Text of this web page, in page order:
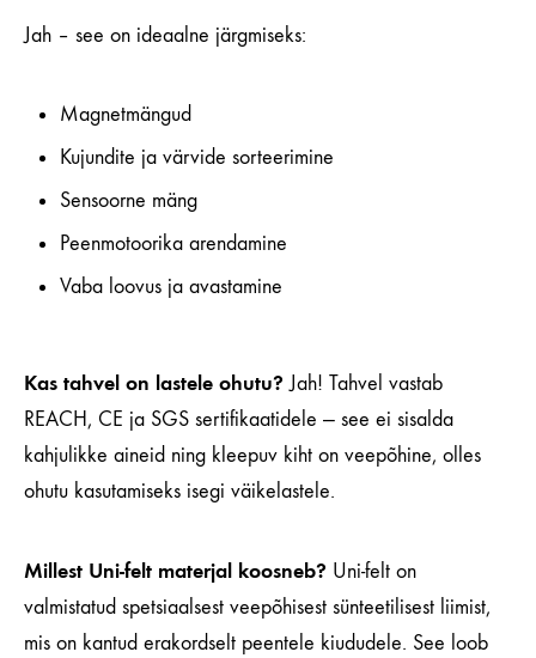
Jah – see on ideaalne järgmiseks:
Magnetmängud
Kujundite ja värvide sorteerimine
Sensoorne mäng
Peenmotoorika arendamine
Vaba loovus ja avastamine
Kas tahvel on lastele ohutu?Jah! Tahvel vastab
REACH, CE ja SGS sertifikaatidele — see ei sisalda
kahjulikke aineid ning kleepuv kiht on veepõhine, olles
ohutu kasutamiseks isegi väikelastele.
Millest Uni-felt materjal koosneb? Uni-felt on
valmistatud spetsiaalsest veepõhisest sünteetilisest liimist,
mis on kantud erakordselt peentele kiududele. See loob